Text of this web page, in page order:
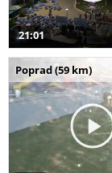
21:01
Poprad (59 km)